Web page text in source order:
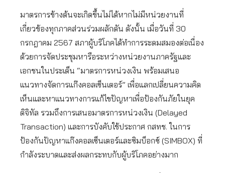
มาตรการข้างต้นจะเกิดขึ้นไม่ได้หากไม่มีหน่วยงานที่
เกี่ยวข้องทุกภาคส่วนร่วมผลักดัน ดังนั้น เมื่อวันที่ 30
กรกฎาคม 2567 สภาผู้บริโภคได้ทำการระดมสมองต่อเนื่อง
ด้วยการจัดประชุมหารือระหว่างหน่วยงานภาครัฐและ
เอกชนในประเด็น “มาตรการหน่วงเงิน พร้อมเสนอ
แนวทางจัดการแก๊งคอลเซ็นเตอร์” เพื่อแลกเปลี่ยนความคิด
เห็นและหาแนวทางการแก้ไขปัญหาเพื่อป้องกันภัยในยุค
ดิจิทัล รวมถึงการเสนอมาตรการหน่วงเงิน (Delayed
Transaction) และการบังคับใช้ประกาศ กสทช. ในการ
ป้องกันปัญหาแก๊งคอลเซ็นเตอร์และซิมบ็อกซ์ (SIMBOX) ที่
กำลังระบาดและส่งผลกระทบกับผู้บริโภคอย่างมาก